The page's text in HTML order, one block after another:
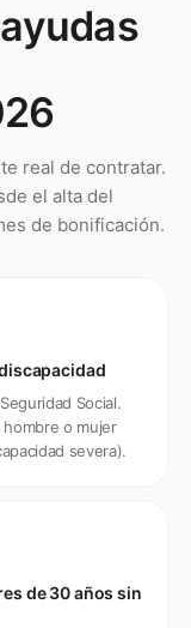
real de contratar.
el alta del
de bonificación.
Social.
hombre o mujer
severa).
de 30 años sin